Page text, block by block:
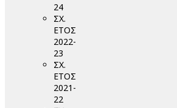
24
ΣΧ.
ΕΤΟΣ
2022-
23
ΣΧ.
ΕΤΟΣ
2021-
22